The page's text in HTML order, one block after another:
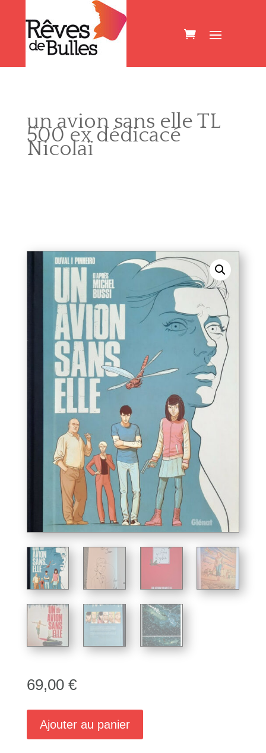
un avion sans elle TL
500 ex dédicacé
Nicolaï
69,00 €
Ajouter au panier